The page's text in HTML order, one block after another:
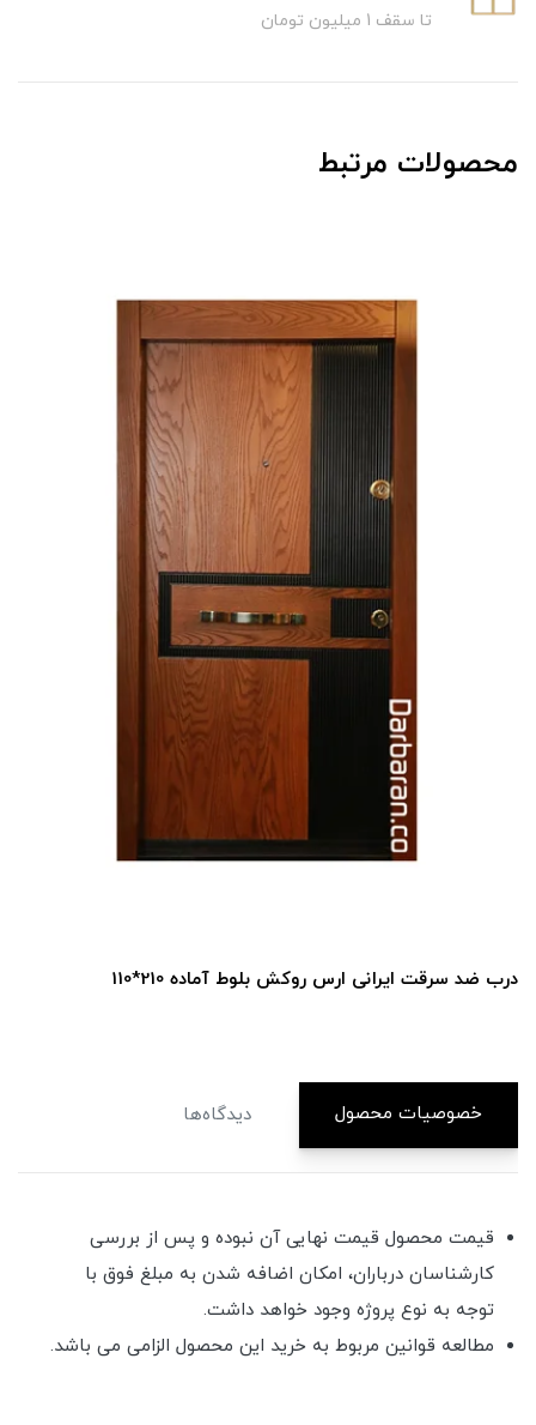
تا سقف 1 میلیون تومان
محصولات مرتبط
درب ضد سرقت ایرانی ارس روکش بلوط آماده 210*110
خصوصیات محصول دیدگاه‌ها
قیمت محصول قیمت نهایی آن نبوده و پس از بررسی
کارشناسان درباران، امکان اضافه شدن به مبلغ فوق با
توجه به نوع پروژه وجود خواهد داشت.
مطالعه قوانین مربوط به خرید این محصول الزامی می باشد.